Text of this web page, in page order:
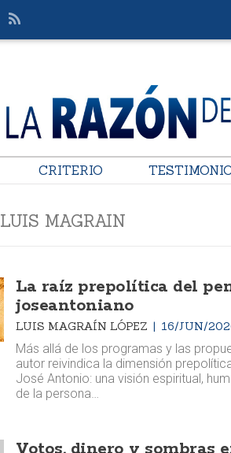
CRITERIO
LUIS MAGRAIN
La raíz prepolítica del
joseantoniano
LUIS MAGRAÍN LÓPEZ 16/JUN/
Más allá de los programas y las
autor reivindica la dimensión
José Antonio: una visión espiritual,
de la persona…